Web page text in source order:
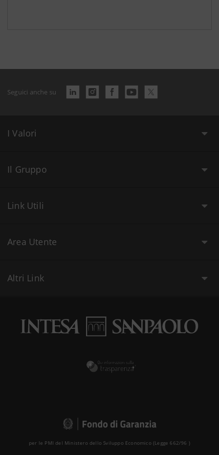
Seguici anche su
I Valori
Il Gruppo
Link Utili
Area Utente
Altri Link
per le PMI del Ministero dello Sviluppo Economico (Legge 662/96 )